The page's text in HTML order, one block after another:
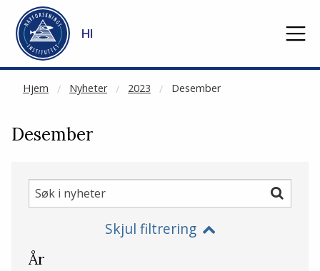
Gå til hovedinnhold
HI
Hjem Nyheter 2023 Desember
NOT CACHED
Desember
Søk
i
Søk
Skjul filtrering
År